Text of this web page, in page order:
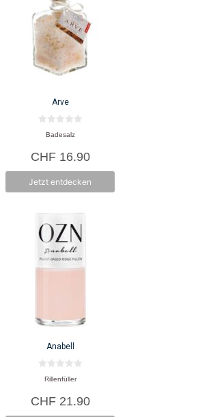
Arve
n
5
Badesalz
CHF16.90
Jetzt entdecken
Anabell
n
5
Rillenfüller
CHF21.90